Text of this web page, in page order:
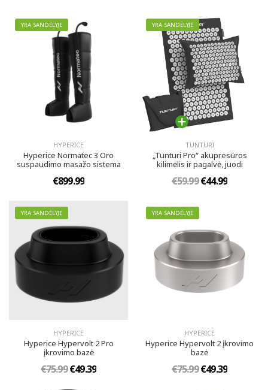
YRA SANDĖLYJE
HYPERICE
Hyperice Normatec 3 Oro
suspaudimo masažo sistema
€899.99
YRA SANDĖLYJE
TUNTURI
„Tunturi Pro“ akupresūros
kilimėlis ir pagalvė, juodi
€59.99€44.99
YRA SANDĖLYJE
HYPERICE
Hyperice Hypervolt 2 Pro
įkrovimo bazė
€75.99€49.39
YRA SANDĖLYJE
HYPERICE
Hyperice Hypervolt 2 įkrovimo
bazė
€75.99€49.39